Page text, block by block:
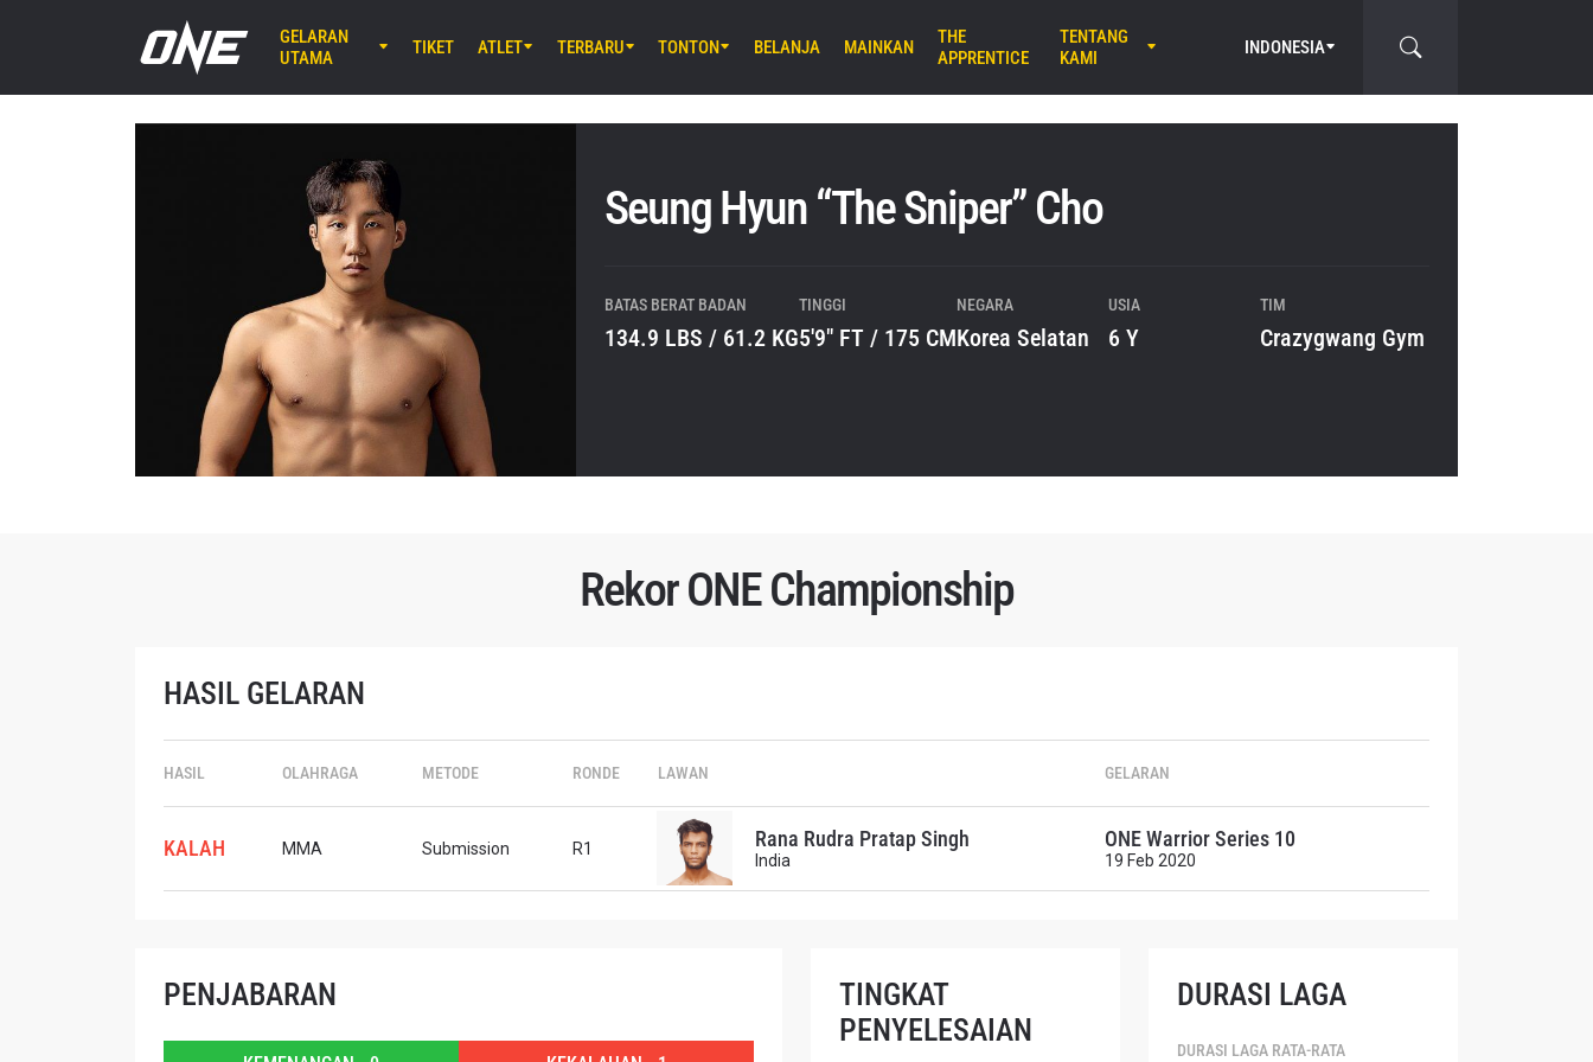
GELARAN
UTAMA
Lumpinee Stadium, Bangkok
ONE SAMURAI 2
TIKET ATLET TERBARU TONTON BELANJA MAINKAN
THE
APPRENTICE
TENTANG
KAMI
INDONESIA
Seung Hyun “The Sniper” Cho
BATAS BERAT BADAN
134.9 LBS / 61.2 KG
TINGGI
5'9" FT / 175 CM
NEGARA
Korea Selatan
USIA
6 Y
TIM
Crazygwang Gym
Rekor ONE Championship
HASIL GELARAN
HASIL OLAHRAGA METODE RONDE LAWAN GELARAN
KALAH MMA Submission R1 Rana Rudra Pratap Singh
India
ONE Warrior Series 10
19 Feb 2020
PENJABARAN
TINGKAT
PENYELESAIAN
DURASI LAGA
DURASI LAGA RATA-RATA
LAWAN
LIHAT SOROTAN TERBAIK
IKUTI PERKEMBANGAN TERBARU
Bawa ONE Championship kemana pun anda pergi! Daftar sekarang untuk mendapat
akses ke berita terbaru, tawaran spesial, dan akses awal untuk kursi terbaik di
EMAIL